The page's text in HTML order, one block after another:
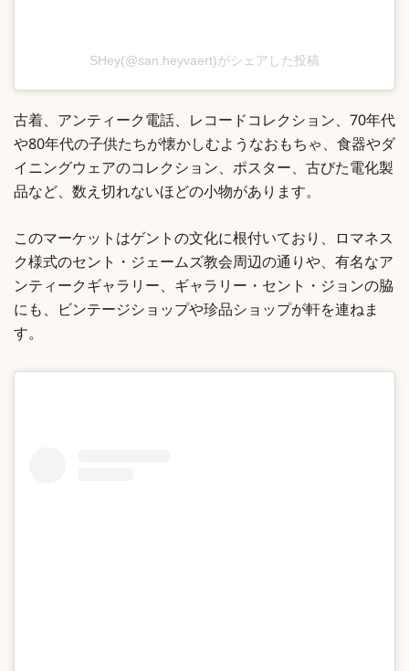
SHey(@san.heyvaert)がシェアした投稿
古着、アンティーク電話、レコードコレクション、70年代
や80年代の子供たちが懐かしむようなおもちゃ、食器やダ
イニングウェアのコレクション、ポスター、古びた電化製
品など、数え切れないほどの小物があります。
このマーケットはゲントの文化に根付いており、ロマネス
ク様式のセント・ジェームズ教会周辺の通りや、有名なア
ンティークギャラリー、ギャラリー・セント・ジョンの脇
にも、ビンテージショップや珍品ショップが軒を連ねま
す。